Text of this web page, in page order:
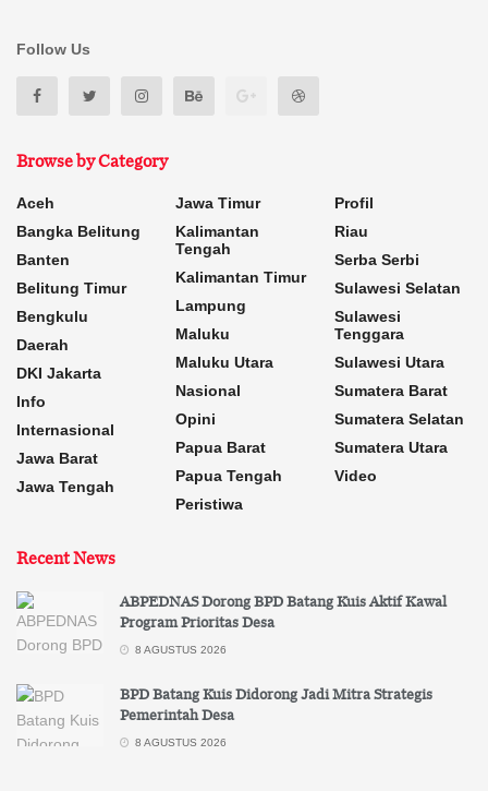
Follow Us
Browse by Category
Aceh
Bangka Belitung
Banten
Belitung Timur
Bengkulu
Daerah
DKI Jakarta
Info
Internasional
Jawa Barat
Jawa Tengah
Jawa Timur
Kalimantan
Tengah
Kalimantan Timur
Lampung
Maluku
Maluku Utara
Nasional
Opini
Papua Barat
Papua Tengah
Peristiwa
Profil
Riau
Serba Serbi
Sulawesi Selatan
Sulawesi
Tenggara
Sulawesi Utara
Sumatera Barat
Sumatera Selatan
Sumatera Utara
Video
Recent News
ABPEDNAS Dorong BPD Batang Kuis Aktif Kawal
Program Prioritas Desa
8 AGUSTUS 2026
BPD Batang Kuis Didorong Jadi Mitra Strategis
Pemerintah Desa
8 AGUSTUS 2026